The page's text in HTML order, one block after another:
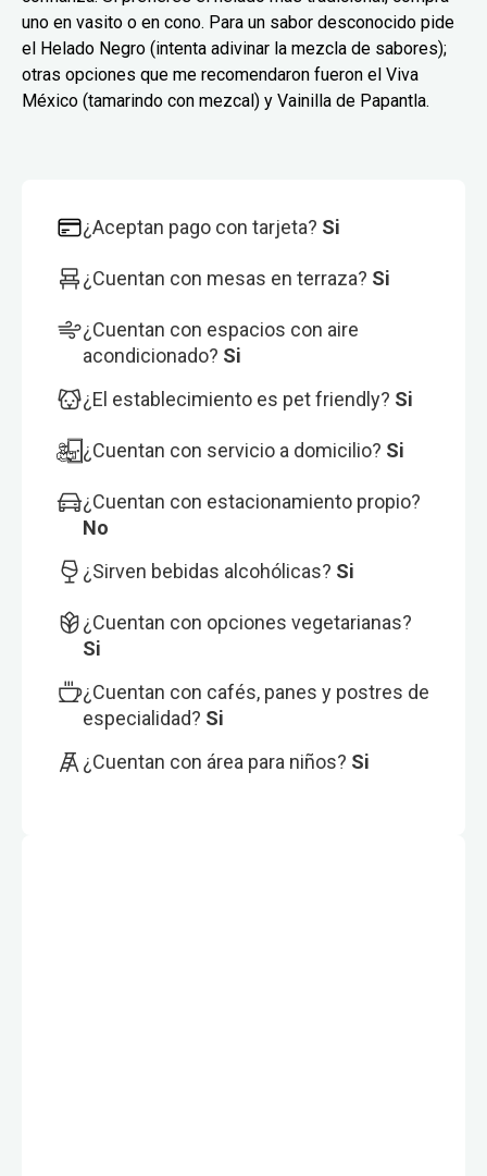
uno en vasito o en cono. Para un sabor desconocido pide
el Helado Negro (intenta adivinar la mezcla de sabores);
otras opciones que me recomendaron fueron el Viva
México (tamarindo con mezcal) y Vainilla de Papantla.
¿Aceptan pago con tarjeta? Si
¿Cuentan con mesas en terraza? Si
¿Cuentan con espacios con aire
acondicionado? Si
¿El establecimiento es pet friendly? Si
¿Cuentan con servicio a domicilio? Si
¿Cuentan con estacionamiento propio?
No
¿Sirven bebidas alcohólicas? Si
¿Cuentan con opciones vegetarianas?
Si
¿Cuentan con cafés, panes y postres de
especialidad? Si
¿Cuentan con área para niños? Si